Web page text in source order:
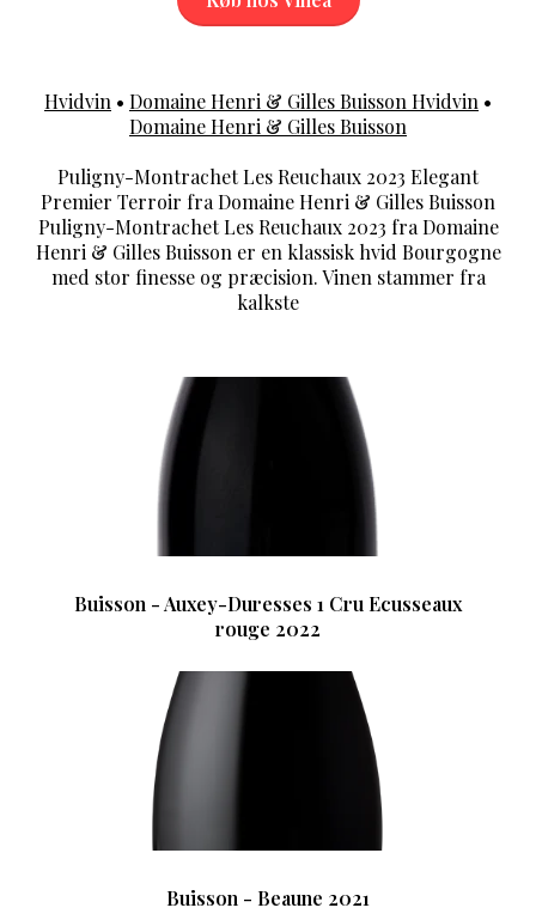
Hvidvin • Domaine Henri & Gilles Buisson Hvidvin •
Domaine Henri & Gilles Buisson
Puligny-Montrachet Les Reuchaux 2023 Elegant
Premier Terroir fra Domaine Henri & Gilles Buisson
Puligny-Montrachet Les Reuchaux 2023 fra Domaine
Henri & Gilles Buisson er en klassisk hvid Bourgogne
med stor finesse og præcision. Vinen stammer fra
kalkste
Buisson - Auxey-Duresses 1 Cru Ecusseaux
rouge 2022
Buisson - Beaune 2021